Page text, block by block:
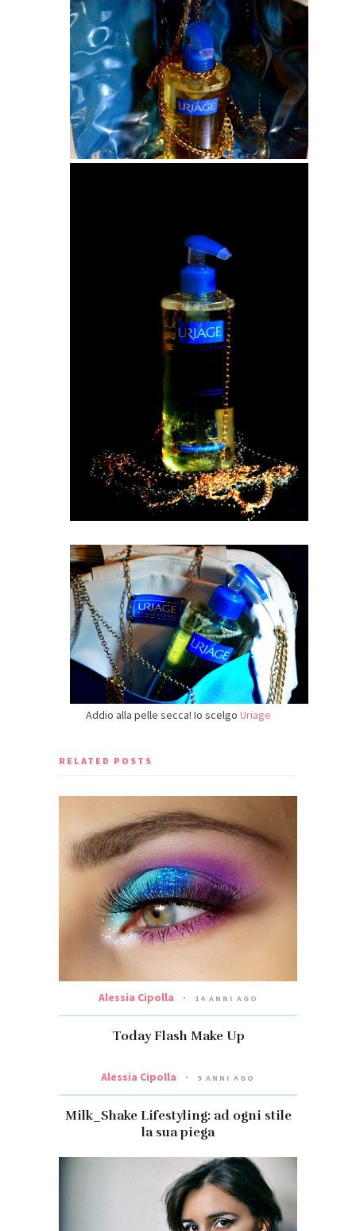
Addio alla pelle secca! Io scelgo Uriage
RELATED POSTS
Alessia Cipolla 14 ANNI AGO
Today Flash Make Up
Alessia Cipolla 9 ANNI AGO
Milk_Shake Lifestyling: ad ogni stile
la sua piega